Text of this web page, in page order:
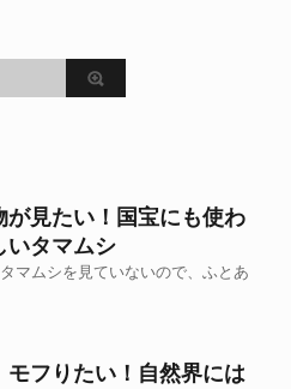
が見たい！国宝にも使わ
いタマムシ
マムシを見ていないので、ふとあ
モフりたい！自然界には